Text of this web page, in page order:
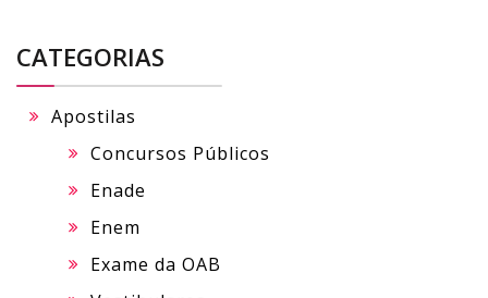
CATEGORIAS
Apostilas
Concursos Públicos
Enade
Enem
Exame da OAB